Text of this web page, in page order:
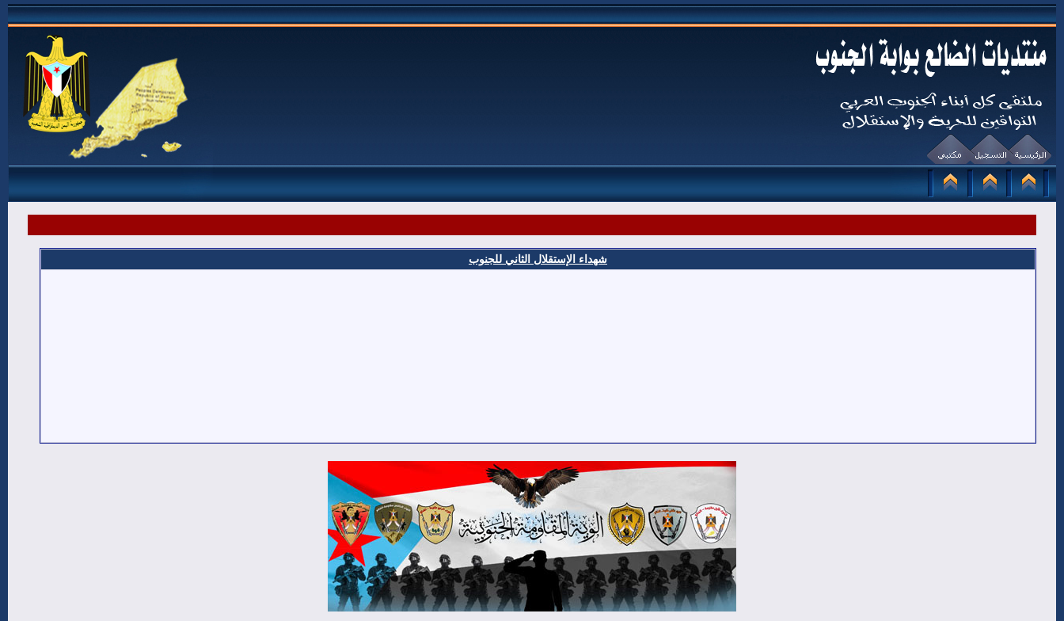
شهداء الإستقلال الثاني للجنوب